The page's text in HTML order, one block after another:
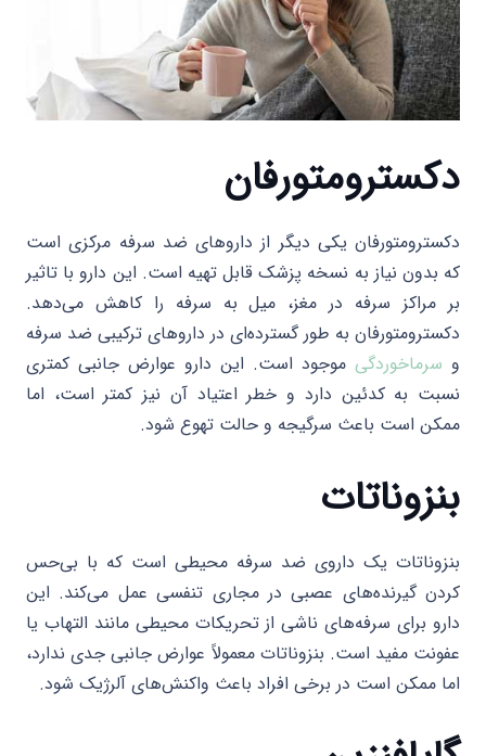
دکسترومتورفان
دکسترومتورفان یکی دیگر از داروهای ضد سرفه مرکزی است
که بدون نیاز به نسخه پزشک قابل تهیه است. این دارو با تاثیر
بر مراکز سرفه در مغز، میل به سرفه را کاهش می‌دهد.
دکسترومتورفان به طور گسترده‌ای در داروهای ترکیبی ضد سرفه
و سرماخوردگی موجود است. این دارو عوارض جانبی کمتری
نسبت به کدئین دارد و خطر اعتیاد آن نیز کمتر است، اما
ممکن است باعث سرگیجه و حالت تهوع شود.
بنزوناتات
بنزوناتات یک داروی ضد سرفه محیطی است که با بی‌حس
کردن گیرنده‌های عصبی در مجاری تنفسی عمل می‌کند. این
دارو برای سرفه‌های ناشی از تحریکات محیطی مانند التهاب یا
عفونت مفید است. بنزوناتات معمولاً عوارض جانبی جدی ندارد،
اما ممکن است در برخی افراد باعث واکنش‌های آلرژیک شود.